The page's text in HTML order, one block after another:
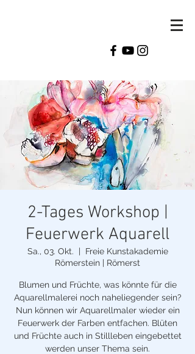
2-Tages Workshop |
Feuerwerk Aquarell
Sa., 03. Okt.
  |
Freie Kunstakademie
Römerstein | Römerst
Blumen und Früchte, was könnte für die
Aquarellmalerei noch naheliegender sein?
Nun können wir Aquarellmaler wieder ein
Feuerwerk der Farben entfachen. Blüten
und Früchte auch in Stillleben eingebettet
werden unser Thema sein.